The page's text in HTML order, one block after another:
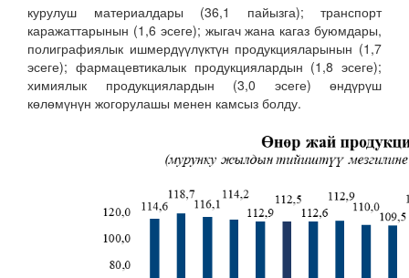
курулуш материалдары (36,1 пайызга); транспорт
каражаттарынын (1,6 эсеге); жыгач жана кагаз буюмдары,
полиграфиялык ишмердүүлүктүн продукцияларынын (1,7
эсеге); фармацевтикалык продукциялардын (1,8 эсеге);
химиялык продукциялардын (3,0 эсеге) өндүрүш
көлөмүнүн жогорулашы менен камсыз болду.